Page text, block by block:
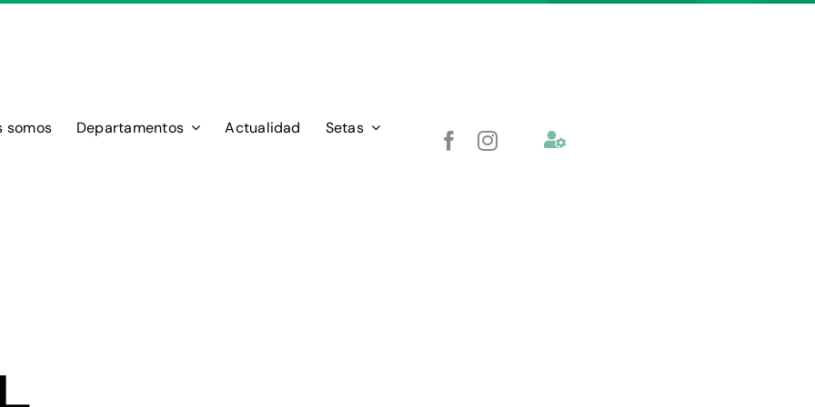
somos Departamentos Actualidad
Setas